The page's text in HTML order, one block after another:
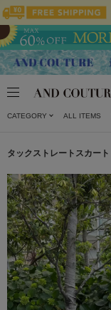
CATEGORY ALL ITEMS
タックストレートスカート